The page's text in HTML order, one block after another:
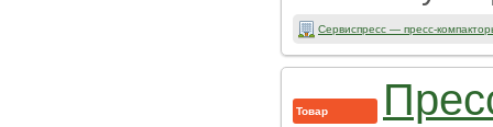
Сервиспресс — пресс-
Товар